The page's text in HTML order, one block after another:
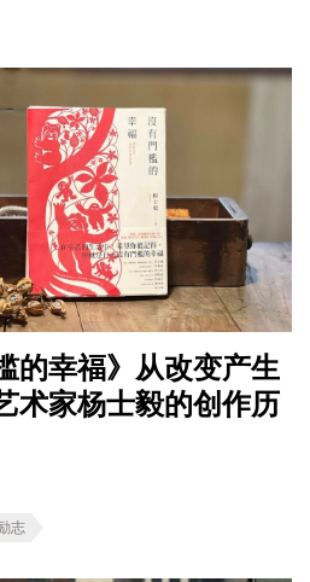
的幸福》从改变产生
术家杨士毅的创作历
志